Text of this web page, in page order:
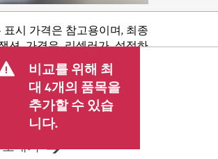
표시 가격은 참고용이며, 최종
션 가격은 리셀러가 설정하
매세/VAT 및 배송 등 기타 수수
포함될 수 있습니다. 리셀러가
한 트랜잭션 가격은 다른 리셀
정한 가격 및 표시 가격과 다
있습니다. 표시 가격에는 기간
프로모션 혜택이 포함될 수 있
. HPE는 시장 상황 변화, 제품
비교를 위해 최
대 4개의 품목을
추가할 수 있습
니다.
내기